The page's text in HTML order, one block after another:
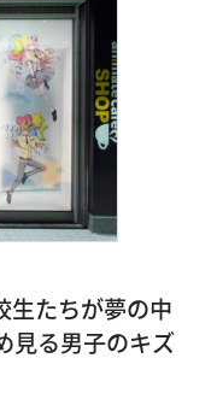
生たちが夢の中
見る男子のキズ